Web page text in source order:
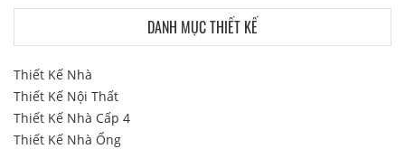
DANH MỤC THIẾT KẾ
Thiết Kế Nhà
Thiết Kế Nội Thất
Thiết Kế Nhà Cấp 4
Thiết Kế Nhà Ống